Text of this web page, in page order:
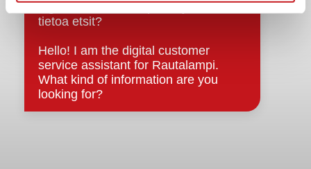
sopimukset
Asiakirjajulkisuuskuvaus
Evästeet
Saavutettavuusseloste
Tietosuoja
Tietosuojaselosteet